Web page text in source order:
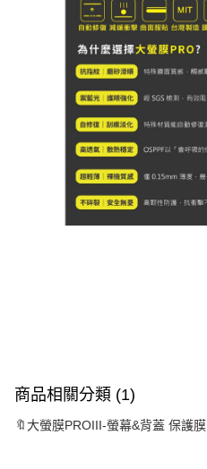
商品相關分類 (1)
🔖大螢膜PROIII-螢幕&背蓋 保護膜